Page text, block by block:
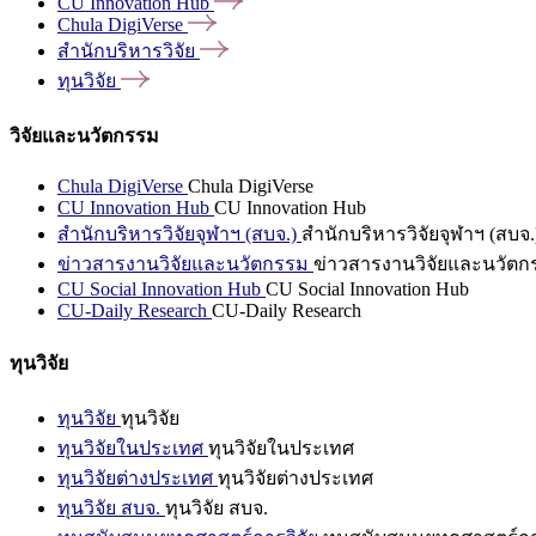
Chula DigiVerse
สำนักบริหารวิจัย
ทุนวิจัย
วิจัยและนวัตกรรม
Chula DigiVerse Chula DigiVerse
CU Innovation Hub CU Innovation Hub
สำนักบริหารวิจัยจุฬาฯ (สบจ.) สำนักบริหารวิจัยจุฬาฯ (สบจ
ข่าวสารงานวิจัยและนวัตกรรม ข่าวสารงานวิจัยและนวัตก
CU Social Innovation Hub CU Social Innovation Hub
CU-Daily Research CU-Daily Research
ทุนวิจัย
ทุนวิจัย ทุนวิจัย
ทุนวิจัยในประเทศ ทุนวิจัยในประเทศ
ทุนวิจัยต่างประเทศ ทุนวิจัยต่างประเทศ
ทุนวิจัย สบจ. ทุนวิจัย สบจ.